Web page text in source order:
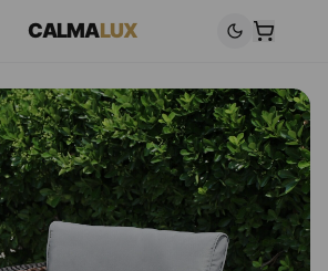
CALMALUX